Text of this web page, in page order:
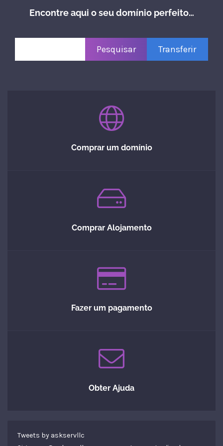
Encontre aqui o seu domínio perfeito…
Comprar um domínio
Comprar Alojamento
Fazer um pagamento
Obter Ajuda
Tweets by askservllc